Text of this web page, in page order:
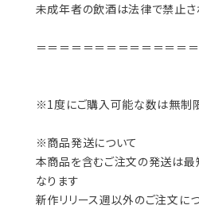
未成年者の飲酒は法律で禁止さ
＝＝＝＝＝＝＝＝＝＝＝＝＝
※1度にご購入可能な数は無制限
※商品発送について
本商品を含むご注文の発送は
なります
新作リリース週以外のご注文に